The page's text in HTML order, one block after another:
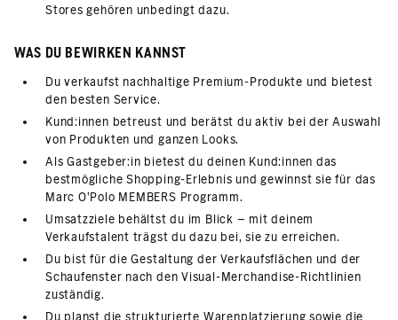
Stores gehören unbedingt dazu.
WAS DU BEWIRKEN KANNST
Du verkaufst nachhaltige Premium-Produkte und bietest
den besten Service.
Kund:innen betreust und berätst du aktiv bei der Auswahl
von Produkten und ganzen Looks.
Als Gastgeber:in bietest du deinen Kund:innen das
bestmögliche Shopping-Erlebnis und gewinnst sie für das
Marc O'Polo MEMBERS Programm.
Umsatzziele behältst du im Blick – mit deinem
Verkaufstalent trägst du dazu bei, sie zu erreichen.
Du bist für die Gestaltung der Verkaufsflächen und der
Schaufenster nach den Visual-Merchandise-Richtlinien
zuständig.
Du planst die strukturierte Warenplatzierung sowie die